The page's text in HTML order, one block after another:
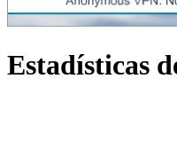
Estadísticas